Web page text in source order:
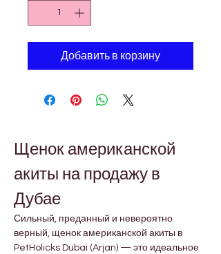
Добавить в корзину
Щенок американской
акиты на продажу в
Дубае
Сильный, преданный и невероятно
верный, щенок американской акиты в
PetHolicks Dubai (Arjan) — это идеальное